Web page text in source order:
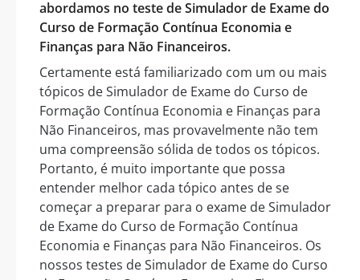
abordamos no teste de Simulador de Exame do
Curso de Formação Contínua Economia e
Finanças para Não Financeiros.
Certamente está familiarizado com um ou mais
tópicos de Simulador de Exame do Curso de
Formação Contínua Economia e Finanças para
Não Financeiros, mas provavelmente não tem
uma compreensão sólida de todos os tópicos.
Portanto, é muito importante que possa
entender melhor cada tópico antes de se
começar a preparar para o exame de Simulador
de Exame do Curso de Formação Contínua
Economia e Finanças para Não Financeiros. Os
nossos testes de Simulador de Exame do Curso